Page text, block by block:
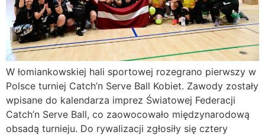
W łomiankowskiej hali sportowej rozegrano pierwszy w
Polsce turniej Catch’n Serve Ball Kobiet. Zawody zostały
wpisane do kalendarza imprez Światowej Federacji
Catch’n Serve Ball, co zaowocowało międzynarodową
obsadą turnieju. Do rywalizacji zgłosiły się cztery